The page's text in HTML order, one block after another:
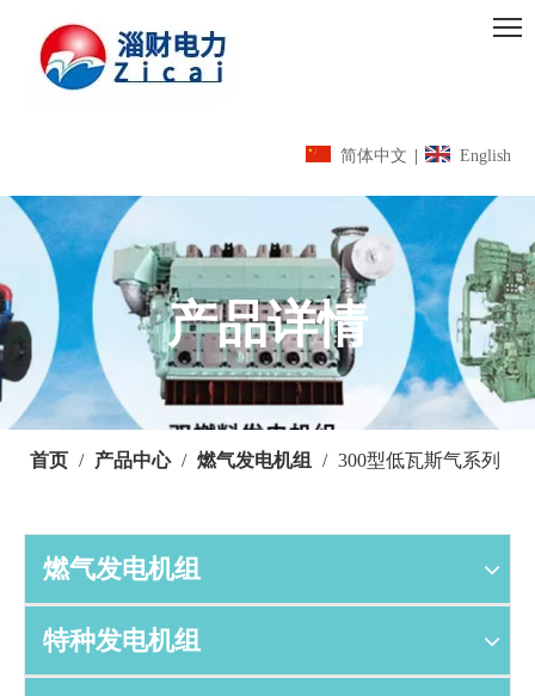
简体中文 English
产品详情
首页 / 产品中心 / 燃气发电机组 / 300型低瓦斯气系列
燃气发电机组
特种发电机组